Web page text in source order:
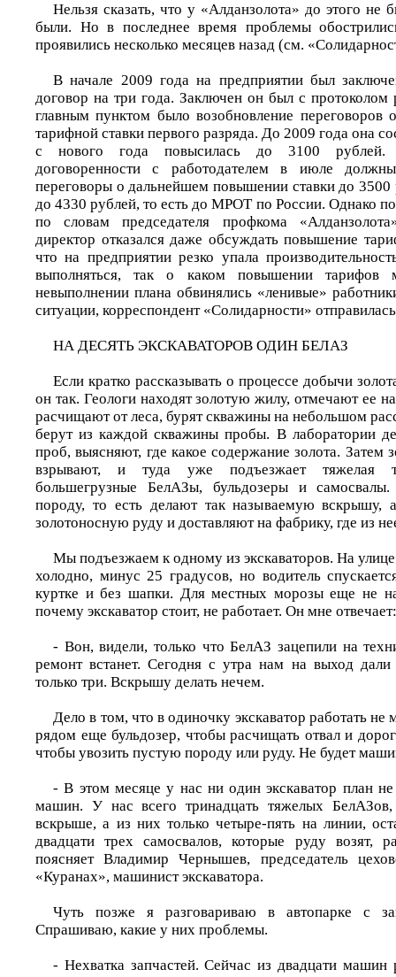
Нельзя сказать, что у «Алданзолота» до этого не
были. Но в последнее время проблемы
проявились несколько месяцев назад (см.
В начале 2009 года на предприятии был
договор на три года. Заключен он был с протоколом
главным пунктом было возобновление
тарифной ставки первого разряда. До 2009 года она
с нового года повысилась до 3100 рублей.
договоренности с работодателем в июле
переговоры о дальнейшем повышении ставки до 3500
до 4330 рублей, то есть до МРОТ по России. Однако
по словам председателя профкома
директор отказался даже обсуждать повышение
что на предприятии резко упала
выполняться, так о каком повышении
невыполнении плана обвинялись «ленивые»
ситуации, корреспондент «Солидарности»
НА ДЕСЯТЬ ЭКСКАВАТОРОВ ОДИН БЕЛАЗ
Если кратко рассказывать о процессе добычи
он так. Геологи находят золотую жилу, отмечают ее
расчищают от леса, бурят скважины на небольшом
берут из каждой скважины пробы. В лаборатории
проб, выясняют, где какое содержание золота. Затем
взрывают, и туда уже подъезжает тяжелая
большегрузные БелАЗы, бульдозеры и
породу, то есть делают так называемую вскрышу,
золотоносную руду и доставляют на фабрику, где из
Мы подъезжаем к одному из экскаваторов. На
холодно, минус 25 градусов, но водитель
куртке и без шапки. Для местных морозы еще не
почему экскаватор стоит, не работает. Он мне отвечает:
- Вон, видели, только что БелАЗ зацепили на
ремонт встанет. Сегодня с утра нам на выход
только три. Вскрышу делать нечем.
Дело в том, что в одиночку экскаватор работать
рядом еще бульдозер, чтобы расчищать отвал и
чтобы увозить пустую породу или руду. Не будет
- В этом месяце у нас ни один экскаватор план не
машин. У нас всего тринадцать тяжелых
вскрыше, а из них только четыре-пять на линии,
двадцати трех самосвалов, которые руду возят,
поясняет Владимир Чернышев, председатель
«Куранах», машинист экскаватора.
Чуть позже я разговариваю в автопарке с
Спрашиваю, какие у них проблемы.
- Нехватка запчастей. Сейчас из двадцати машин